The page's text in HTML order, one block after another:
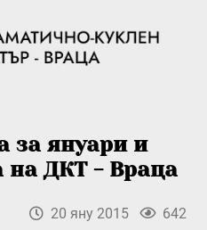
за януари и
на ДКТ - Враца
20 яну 2015 642